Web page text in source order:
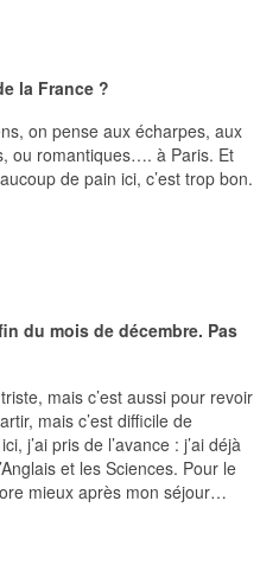
la France ?
on pense aux écharpes, aux
ou romantiques…. à Paris. Et
de pain ici, c’est trop bon.
du mois de décembre. Pas
mais c’est aussi pour revoir
mais c’est difficile de
j’ai pris de l’avance : j’ai déjà
et les Sciences. Pour le
mieux après mon séjour…